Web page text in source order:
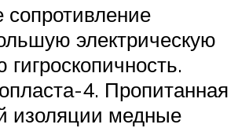
электрическую
4. Пропитанная
изоляции медные